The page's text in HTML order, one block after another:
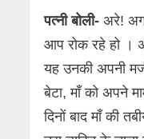
पत्नी बोली- अरे!
आप रोक रहे हो ।
यह उनकी अपनी
बेटा, माँ को अपने
दिनों बाद माँ की